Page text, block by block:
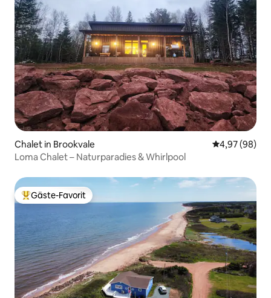
Chalet in Brookvale
4,97 (98)
Loma Chalet – Naturparadies & Whirlpool
Beliebter Gäste-Favorit.
Gäste-Favorit